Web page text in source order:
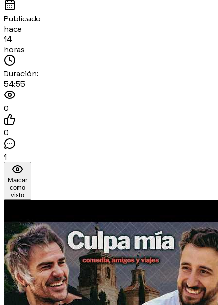
Publicado
hace
14
horas
Duración:
54:55
0
0
1
Marcar
como
visto